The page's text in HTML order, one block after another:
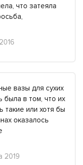
что затеяла
вазы для сухих
была в том, что их
такие или хотя бы
оказалось
2019